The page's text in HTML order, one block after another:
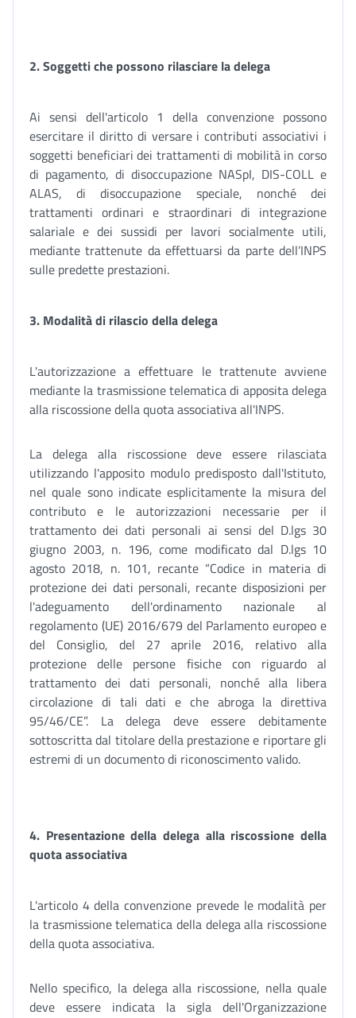
2. Soggetti che possono rilasciare la delega
Ai sensi dell'articolo 1 della convenzione possono
esercitare il diritto di versare i contributi associativi i
soggetti beneficiari dei trattamenti di mobilità in corso
di pagamento, di disoccupazione NASpI, DIS-COLL e
ALAS, di disoccupazione speciale, nonché dei
trattamenti ordinari e straordinari di integrazione
salariale e dei sussidi per lavori socialmente utili,
mediante trattenute da effettuarsi da parte dell’INPS
sulle predette prestazioni.
3. Modalità di rilascio della delega
L'autorizzazione a effettuare le trattenute avviene
mediante la trasmissione telematica di apposita delega
alla riscossione della quota associativa all'INPS.
La delega alla riscossione deve essere rilasciata
utilizzando l'apposito modulo predisposto dall'Istituto,
nel quale sono indicate esplicitamente la misura del
contributo e le autorizzazioni necessarie per il
trattamento dei dati personali ai sensi del D.lgs 30
giugno 2003, n. 196, come modificato dal D.lgs 10
agosto 2018, n. 101, recante “Codice in materia di
protezione dei dati personali, recante disposizioni per
l'adeguamento dell'ordinamento nazionale al
regolamento (UE) 2016/679 del Parlamento europeo e
del Consiglio, del 27 aprile 2016, relativo alla
protezione delle persone fisiche con riguardo al
trattamento dei dati personali, nonché alla libera
circolazione di tali dati e che abroga la direttiva
95/46/CE”. La delega deve essere debitamente
sottoscritta dal titolare della prestazione e riportare gli
estremi di un documento di riconoscimento valido.
4. Presentazione della delega alla riscossione della
quota associativa
L'articolo 4 della convenzione prevede le modalità per
la trasmissione telematica della delega alla riscossione
della quota associativa.
Nello specifico, la delega alla riscossione, nella quale
deve essere indicata la sigla dell'Organizzazione